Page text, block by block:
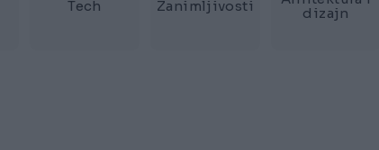
Tech Zanimljivosti
dizajn